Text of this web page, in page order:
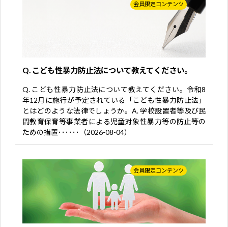
会員限定コンテンツ
Q. こども性暴力防止法について教えてください。
Q. こども性暴力防止法について教えてください。令和8
年12月に施行が予定されている「こども性暴力防止法」
とはどのような法律でしょうか。A. 学校設置者等及び民
間教育保育等事業者による児童対象性暴力等の防止等の
ための措置･･････（2026-08-04）
会員限定コンテンツ